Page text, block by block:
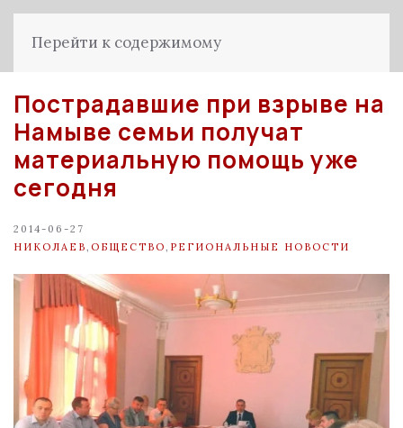
Перейти к содержимому
Пострадавшие при взрыве на
Намыве семьи получат
материальную помощь уже
сегодня
2014-06-27
НИКОЛАЕВ ОБЩЕСТВО РЕГИОНАЛЬНЫЕ НОВОСТИ